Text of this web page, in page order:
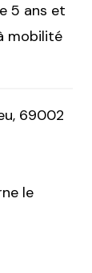
5 ans et
mobilité
69002
le